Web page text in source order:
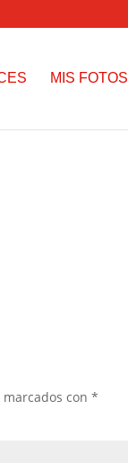
MIS FOTOS
marcados con*